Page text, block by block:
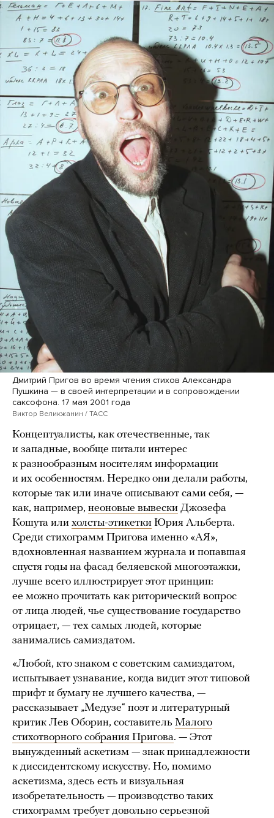
Дмитрий Пригов во время чтения стихов Александра
Пушкина — в своей интерпретации и в сопровождении
саксофона. 17 мая 2001 года
Виктор Великжанин / ТАСС
Концептуалисты, как отечественные, так
и западные, вообще питали интерес
к разнообразным носителям информации
и их особенностям. Нередко они делали работы,
которые так или иначе описывают сами себя, —
как, например, неоновые вывески Джозефа
Кошута или холсты-этикетки Юрия Альберта.
Среди стихограмм Пригова именно «АЯ»,
вдохновленная названием журнала и попавшая
спустя годы на фасад беляевской многоэтажки,
лучше всего иллюстрирует этот принцип:
ее можно прочитать как риторический вопрос
от лица людей, чье существование государство
отрицает, — тех самых людей, которые
занимались самиздатом.
«Любой, кто знаком с советским самиздатом,
испытывает узнавание, когда видит этот типовой
шрифт и бумагу не лучшего качества, —
рассказывает „Медузе“ поэт и литературный
критик Лев Оборин, составитель Малого
стихотворного собрания Пригова. — Этот
вынужденный аскетизм — знак принадлежности
к диссидентскому искусству. Но, помимо
аскетизма, здесь есть и визуальная
изобретательность — производство таких
стихограмм требует довольно серьезной